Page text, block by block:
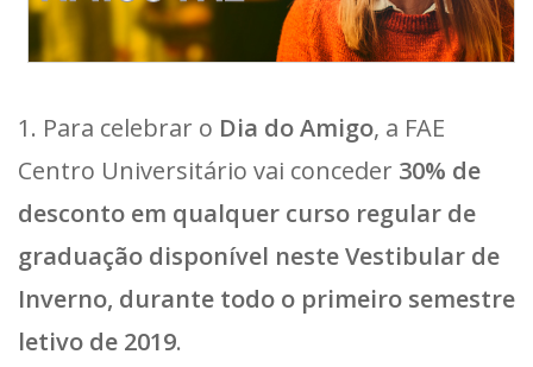
1. Para celebrar o Dia do Amigo, a FAE
Centro Universitário vai conceder 30% de
desconto em qualquer curso regular de
graduação disponível neste Vestibular de
Inverno, durante todo o primeiro semestre
letivo de 2019.